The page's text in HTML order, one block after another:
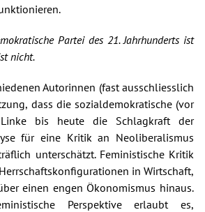
Partei des 21. Jahrhunderts ist
nicht.
Autorinnen (fast ausschliesslich
dass die sozialdemokratische (vor
bis heute die Schlagkraft der
für eine Kritik an Neoliberalismus
unterschätzt. Feministische Kritik
in Wirtschaft,
einen engen Ökonomismus hinaus.
Perspektive erlaubt es,